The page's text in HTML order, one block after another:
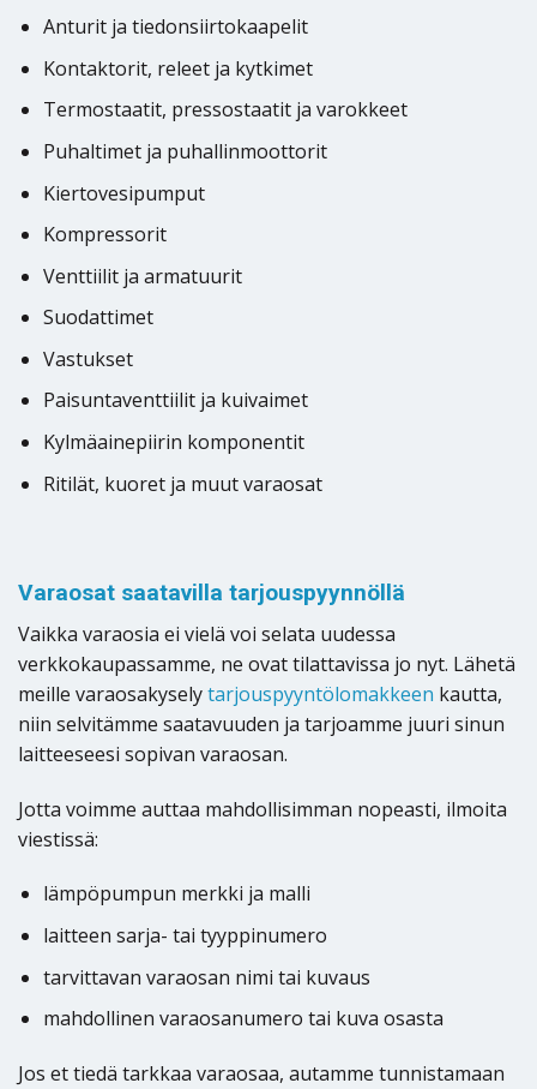
Anturit ja tiedonsiirtokaapelit
Kontaktorit, releet ja kytkimet
Termostaatit, pressostaatit ja varokkeet
Puhaltimet ja puhallinmoottorit
Kiertovesipumput
Kompressorit
Venttiilit ja armatuurit
Suodattimet
Vastukset
Paisuntaventtiilit ja kuivaimet
Kylmäainepiirin komponentit
Ritilät, kuoret ja muut varaosat
Varaosat saatavilla tarjouspyynnöllä
Vaikka varaosia ei vielä voi selata uudessa
verkkokaupassamme, ne ovat tilattavissa jo nyt. Lähetä
meille varaosakyselytarjouspyyntölomakkeen kautta,
niin selvitämme saatavuuden ja tarjoamme juuri sinun
laitteeseesi sopivan varaosan.
Jotta voimme auttaa mahdollisimman nopeasti, ilmoita
viestissä:
lämpöpumpun merkki ja malli
laitteen sarja- tai tyyppinumero
tarvittavan varaosan nimi tai kuvaus
mahdollinen varaosanumero tai kuva osasta
Jos et tiedä tarkkaa varaosaa, autamme tunnistamaan